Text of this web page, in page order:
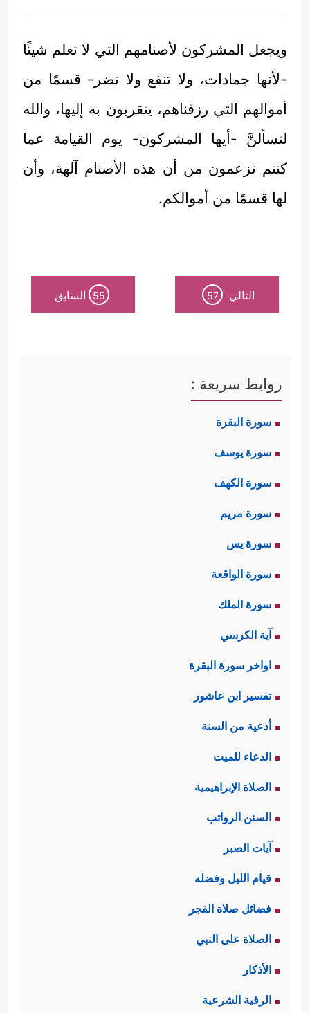
ويجعل المشركون لأصنامهم التي لا تعلم شيئًا
-لأنها جمادات، ولا تنفع ولا تضر- قسمًا من
أموالهم التي رزقناهم، يتقربون به إليها، والله
لتسألنَّ -أيها المشركون- يوم القيامة عما
كنتم تزعمون من أن هذه الأصنام آلهة، وأن
لها قسمًا من أموالكم.
التالي 57
55 السابق
روابط سريعة :
سورة البقرة
سورة يوسف
سورة الكهف
سورة مريم
سورة يس
سورة الواقعة
سورة الملك
آية الكرسي
اواخر سورة البقرة
تفسير ابن عاشور
أدعية من السنة
الدعاء للميت
الصلاة الإبراهيمية
السنن الرواتب
آيات الصبر
قيام الليل وفضله
فضائل صلاة الفجر
الصلاة على النبي
الأذكار
الرقية الشرعية